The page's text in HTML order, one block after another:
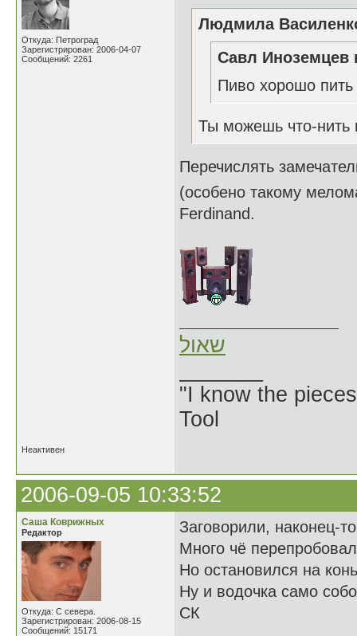
Откуда: Петроград
Зарегистрирован: 2006-04-07
Сообщений: 2261
Людмила
Савл Иноземцев
Пиво хорошо пить
Ты можешь что-нить
Перечислять
(особено такому
Ferdinand.
שאול
"I know the
Tool
Неактивен
2006-09-05 10:33:52
Саша Коврижных
Редактор
Откуда: С севера.
Зарегистрирован: 2006-08-15
Сообщений: 15171
Заговорили, наконец-
Много чё
Но остановился на
Ну и водочка само
СК